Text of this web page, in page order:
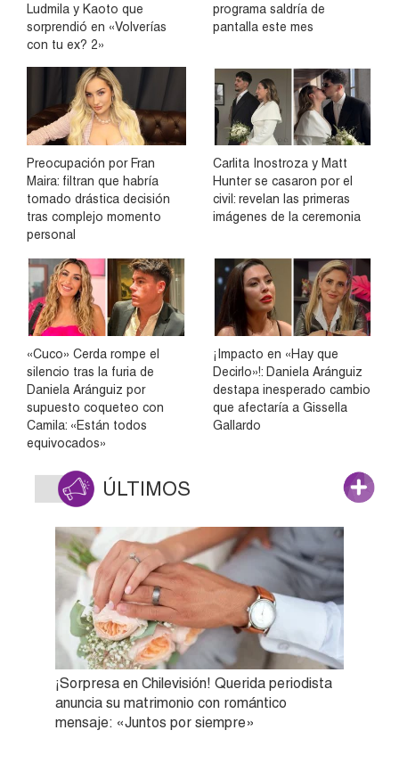
Ludmila y Kaoto que
sorprendió en «Volverías
con tu ex? 2»
programa saldría de
pantalla este mes
Preocupación por Fran
Maira: filtran que habría
tomado drástica decisión
tras complejo momento
personal
Carlita Inostroza y Matt
Hunter se casaron por el
civil: revelan las primeras
imágenes de la ceremonia
«Cuco» Cerda rompe el
silencio tras la furia de
Daniela Aránguiz por
supuesto coqueteo con
Camila: «Están todos
equivocados»
¡Impacto en «Hay que
Decirlo»!: Daniela Aránguiz
destapa inesperado cambio
que afectaría a Gissella
Gallardo
ÚLTIMOS
¡Sorpresa en Chilevisión! Querida periodista
anuncia su matrimonio con romántico
mensaje: «Juntos por siempre»